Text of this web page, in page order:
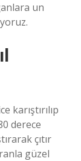
un
karıştırılıp
derece
çıtır
güzel